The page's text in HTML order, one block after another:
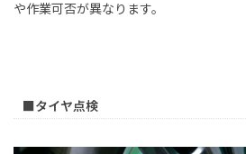
や作業可否が異なります。
■タイヤ点検